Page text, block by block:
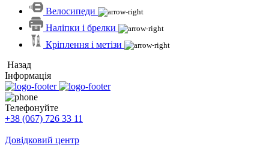
Велосипеди
Наліпки і брелки
Кріплення і метізи
Назад
Інформація
Телефонуйте
+38 (067) 726 33 11
Довідковий центр